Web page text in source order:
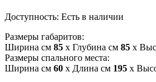
Доступность: Есть в наличии
Размеры габаритов:
Ширина см 85 x Глубина см 85 x
Размеры спального места:
Ширина см 60 x Длина см 195 x